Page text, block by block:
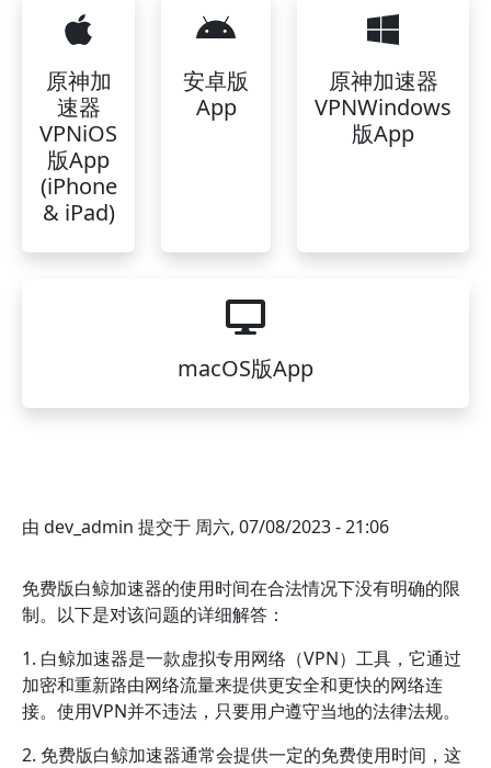
原神加
速器
VPNiOS
版App
(iPhone
& iPad)
安卓版
App
原神加速器
VPNWindows
版App
macOS版App
由 dev_admin 提交于 周六, 07/08/2023 - 21:06
免费版白鲸加速器的使用时间在合法情况下没有明确的限
制。以下是对该问题的详细解答：
1. 白鲸加速器是一款虚拟专用网络（VPN）工具，它通过
加密和重新路由网络流量来提供更安全和更快的网络连
接。使用VPN并不违法，只要用户遵守当地的法律法规。
2. 免费版白鲸加速器通常会提供一定的免费使用时间，这